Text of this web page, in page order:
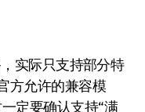
实际只支持部分特
方允许的兼容模
定要确认支持“满